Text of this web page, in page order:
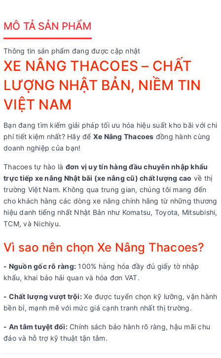
MÔ TẢ SẢN PHẨM
Thông tin sản phẩm đang được cập nhật
XE NÂNG THACOES – CHẤT
LƯỢNG NHẬT BẢN, NIỀM TIN
VIỆT NAM
Bạn đang tìm kiếm giải pháp tối ưu hóa hiệu suất kho bãi với chi
phí tiết kiệm nhất? Hãy để Xe Nâng Thacoes đồng hành cùng
doanh nghiệp của bạn!
Thacoes tự hào là đơn vị uy tín hàng đầu chuyên nhập khẩu
trực tiếp xe nâng Nhật bãi (xe nâng cũ) chất lượng cao về thị
trường Việt Nam. Không qua trung gian, chúng tôi mang đến
cho khách hàng các dòng xe nâng chính hãng từ những thương
hiệu danh tiếng nhất Nhật Bản như Komatsu, Toyota, Mitsubishi,
TCM, và Nichiyu.
Vì sao nên chọn Xe Nâng Thacoes?
- Nguồn gốc rõ ràng: 100% hàng hóa đầy đủ giấy tờ nhập
khẩu, khai báo hải quan và hóa đơn VAT.
- Chất lượng vượt trội:Xe được tuyển chọn kỹ lưỡng, vận hành
bền bỉ, mạnh mẽ với mức giá cạnh tranh nhất thị trường.
- An tâm tuyệt đối:Chính sách bảo hành rõ ràng, hậu mãi chu
đáo và hỗ trợ kỹ thuật tận tâm.